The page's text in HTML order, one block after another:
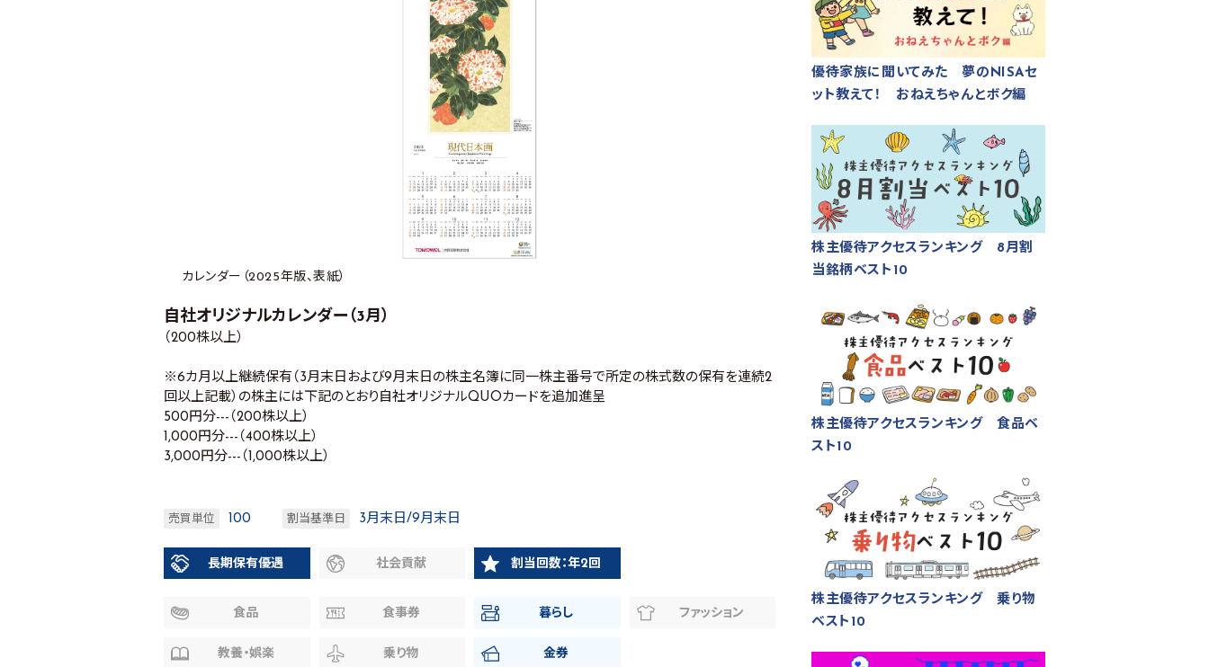
カレンダー（2025年版、表紙）
自社オリジナルカレンダー（3月）
（200株以上）
※6カ月以上継続保有（3月末日および9月末日の株主名簿に同一株主番号で所定の株式数の保有を連続2
回以上記載）の株主には下記のとおり自社オリジナルQUOカードを追加進呈
500円分---（200株以上）
1,000円分---（400株以上）
3,000円分---（1,000株以上）
売買単位 100 割当基準日 3月末日/9月末日
長期保有優遇 社会貢献 割当回数：年2回
食品 食事券 暮らし ファッション
教養・娯楽 乗り物 金券
優待家族に聞いてみた 夢のNISAセ
ット教えて！ おねえちゃんとボク編
株主優待アクセスランキング 8月割
当銘柄ベスト10
株主優待アクセスランキング 食品ベ
スト10
株主優待アクセスランキング 乗り物
ベスト10